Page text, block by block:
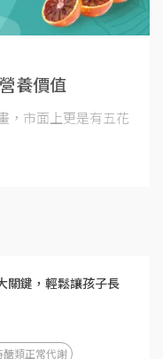
養價值
，市面上更是有五花
關鍵，輕鬆讓孩子長
類正常代謝